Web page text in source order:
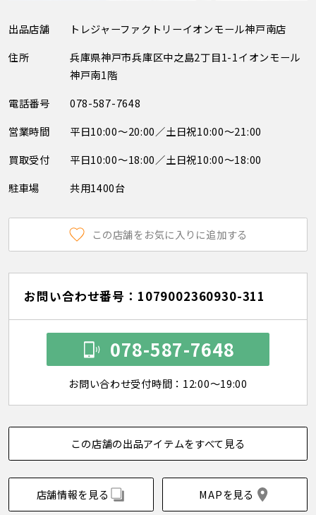
出品店舗
トレジャーファクトリーイオンモール神戸南店
住所
兵庫県神戸市兵庫区中之島2丁目1-1イオンモール
神戸南1階
電話番号
078-587-7648
営業時間
平日10:00～20:00／土日祝10:00～21:00
買取受付
平日10:00～18:00／土日祝10:00～18:00
駐車場
共用1400台
この店舗をお気に入りに追加する
お問い合わせ番号：1079002360930-311
078-587-7648
お問い合わせ受付時間：12:00～19:00
この店舗の出品アイテムをすべて見る
店舗情報を見る MAPを見る